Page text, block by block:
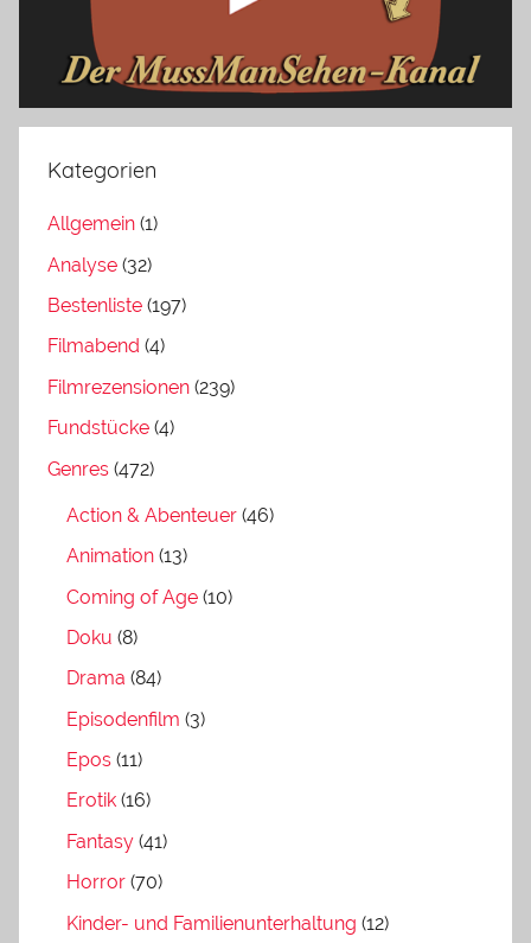
Kategorien
Allgemein (1)
Analyse (32)
Bestenliste (197)
Filmabend (4)
Filmrezensionen (239)
Fundstücke (4)
Genres (472)
Action & Abenteuer (46)
Animation (13)
Coming of Age (10)
Doku (8)
Drama (84)
Episodenfilm (3)
Epos (11)
Erotik (16)
Fantasy (41)
Horror (70)
Kinder- und Familienunterhaltung (12)